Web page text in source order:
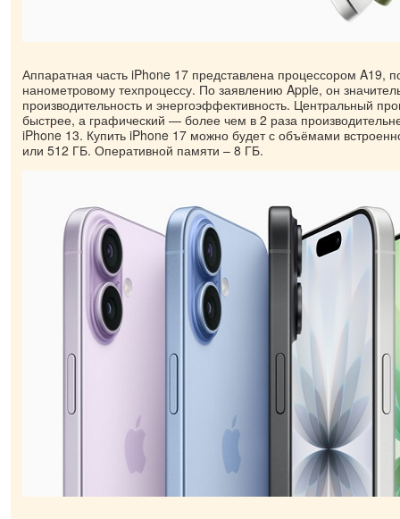
Аппаратная часть iPhone 17 представлена процессором A19,
нанометровому техпроцессу. По заявлению Apple, он
производительность и энергоэффективность. Центральный
быстрее, а графический — более чем в 2 раза
iPhone 13. Купить iPhone 17 можно будет с объёмами
или 512 ГБ. Оперативной памяти – 8 ГБ.